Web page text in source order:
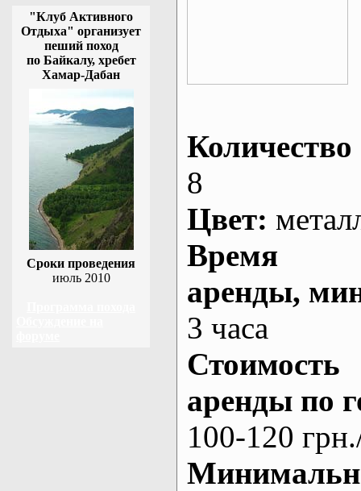
"Клуб Активного
Отдыха" организует
пеший поход
по Байкалу, хребет
Хамар-Дабан
Сроки проведения
июль 2010
Количество
8
Цвет:
Время
аренды,
3 часа
Стоимость
аренды по
100-120